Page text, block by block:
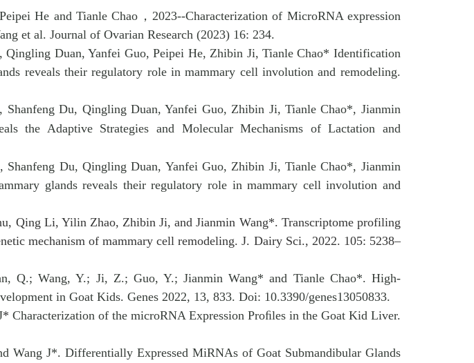
He and Tianle Chao ， 2023--Characterization of MicroRNA expression
et al. Journal of Ovarian Research (2023) 16: 234.
Duan, Yanfei Guo, Peipei He, Zhibin Ji, Tianle Chao* Identification
reveals their regulatory role in mammary cell involution and remodeling.
Du, Qingling Duan, Yanfei Guo, Zhibin Ji, Tianle Chao*, Jianmin
the Adaptive Strategies and Molecular Mechanisms of Lactation and
Du, Qingling Duan, Yanfei Guo, Zhibin Ji, Tianle Chao*, Jianmin
glands reveals their regulatory role in mammary cell involution and
Qing Li, Yilin Zhao, Zhibin Ji, and Jianmin Wang*. Transcriptome profiling
mechanism of mammary cell remodeling. J. Dairy Sci., 2022. 105: 5238–
Q.; Wang, Y.; Ji, Z.; Guo, Y.; Jianmin Wang* and Tianle Chao*. High-
in Goat Kids. Genes 2022, 13, 833. Doi: 10.3390/genes13050833.
* Characterization of the microRNA Expression Proﬁles in the Goat Kid Liver.
J*. Differentially Expressed MiRNAs of Goat Submandibular Glands